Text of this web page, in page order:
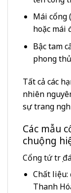
Mái cổng
hoặc mái
Bậc tam
phong
Tất cả các
nhiên
sự trang
Các mẫu
chuộng
Cổng tứ trụ
Chất liệu:
Thanh